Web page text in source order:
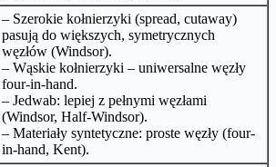
– Szerokie kołnierzyki (spread, cutaway)
pasują do większych, symetrycznych
węzłów (Windsor).
– Wąskie kołnierzyki – uniwersalne węzły
four-in-hand.
– Jedwab: lepiej z pełnymi węzłami
(Windsor, Half-Windsor).
– Materiały syntetyczne: proste węzły (four-
in-hand, Kent).